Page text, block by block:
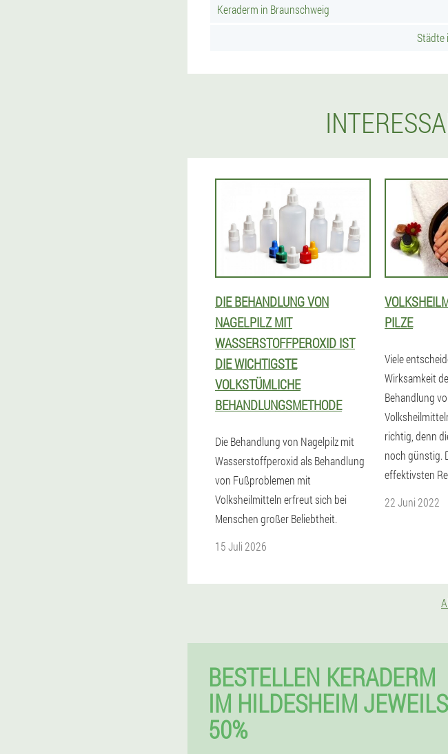
Keraderm in Braunschweig
Städte
DIE BEHANDLUNG VON
NAGELPILZ MIT
WASSERSTOFFPEROXID IST
DIE WICHTIGSTE
VOLKSTÜMLICHE
BEHANDLUNGSMETHODE
Die Behandlung von Nagelpilz mit
Wasserstoffperoxid als Behandlung
von Fußproblemen mit
Volksheilmitteln erfreut sich bei
Menschen großer Beliebtheit.
15 Juli 2026
PILZE
Viele
Wirksamkeit
Behandlung
richtig, denn
noch günstig.
effektivsten
22 Juni 2022
BESTELLEN KERADERM
IM HILDESHEIM JEWEILS
50%